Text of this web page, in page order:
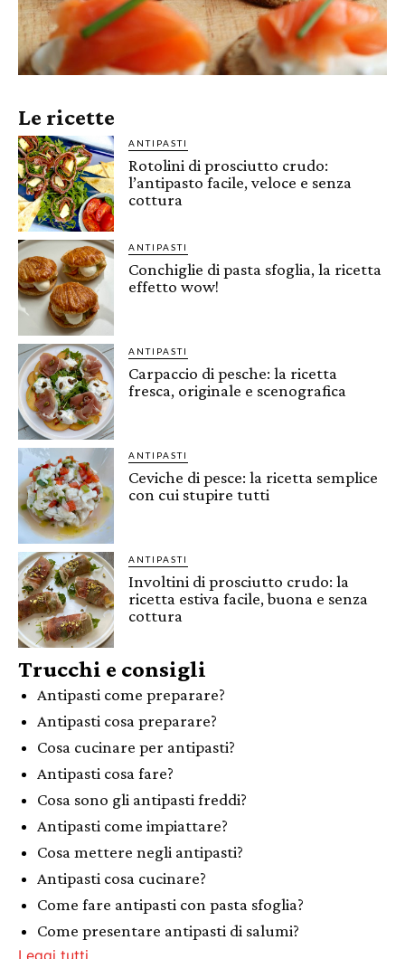
Le ricette
ANTIPASTI
Rotolini di prosciutto crudo:
l’antipasto facile, veloce e senza
cottura
ANTIPASTI
Conchiglie di pasta sfoglia, la ricetta
effetto wow!
ANTIPASTI
Carpaccio di pesche: la ricetta
fresca, originale e scenografica
ANTIPASTI
Ceviche di pesce: la ricetta semplice
con cui stupire tutti
ANTIPASTI
Involtini di prosciutto crudo: la
ricetta estiva facile, buona e senza
cottura
Trucchi e consigli
Antipasti come preparare?
Antipasti cosa preparare?
Cosa cucinare per antipasti?
Antipasti cosa fare?
Cosa sono gli antipasti freddi?
Antipasti come impiattare?
Cosa mettere negli antipasti?
Antipasti cosa cucinare?
Come fare antipasti con pasta sfoglia?
Come presentare antipasti di salumi?